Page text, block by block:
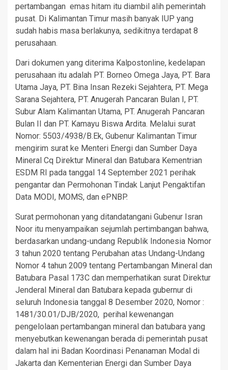
pertambangan emas hitam itu diambil alih pemerintah
pusat. Di Kalimantan Timur masih banyak IUP yang
sudah habis masa berlakunya, sedikitnya terdapat 8
perusahaan.
Dari dokumen yang diterima Kalpostonline, kedelapan
perusahaan itu adalah PT. Borneo Omega Jaya, PT. Bara
Utama Jaya, PT. Bina Insan Rezeki Sejahtera, PT. Mega
Sarana Sejahtera, PT. Anugerah Pancaran Bulan I, PT.
Subur Alam Kalimantan Utama, PT. Anugerah Pancaran
Bulan II dan PT. Kamayu Biswa Ardita. Melalui surat
Nomor: 5503/4938/B.Ek, Gubenur Kalimantan Timur
mengirim surat ke Menteri Energi dan Sumber Daya
Mineral Cq Direktur Mineral dan Batubara Kementrian
ESDM RI pada tanggal 14 September 2021 perihak
pengantar dan Permohonan Tindak Lanjut Pengaktifan
Data MODI, MOMS, dan ePNBP.
Surat permohonan yang ditandatangani Gubenur Isran
Noor itu menyampaikan sejumlah pertimbangan bahwa,
berdasarkan undang-undang Republik Indonesia Nomor
3 tahun 2020 tentang Perubahan atas Undang-Undang
Nomor 4 tahun 2009 tentang Pertambangan Mineral dan
Batubara Pasal 173C dan memperhatikan surat Direktur
Jenderal Mineral dan Batubara kepada gubernur di
seluruh Indonesia tanggal 8 Desember 2020, Nomor :
1481/30.01/DJB/2020, perihal kewenangan
pengelolaan pertambangan mineral dan batubara yang
menyebutkan kewenangan berada di pemerintah pusat
dalam hal ini Badan Koordinasi Penanaman Modal di
Jakarta dan Kementerian Energi dan Sumber Daya